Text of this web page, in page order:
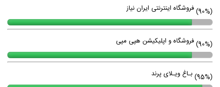
فروشگاه اینترنتی ایران نیاز(90%)
فروشگاه و اپلیکیشن هپی مپی(90%)
بـاغ ویـلای پرند(95%)